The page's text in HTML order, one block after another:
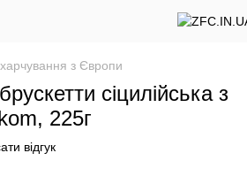
з Європи
сіцилійська з
225г
відгук